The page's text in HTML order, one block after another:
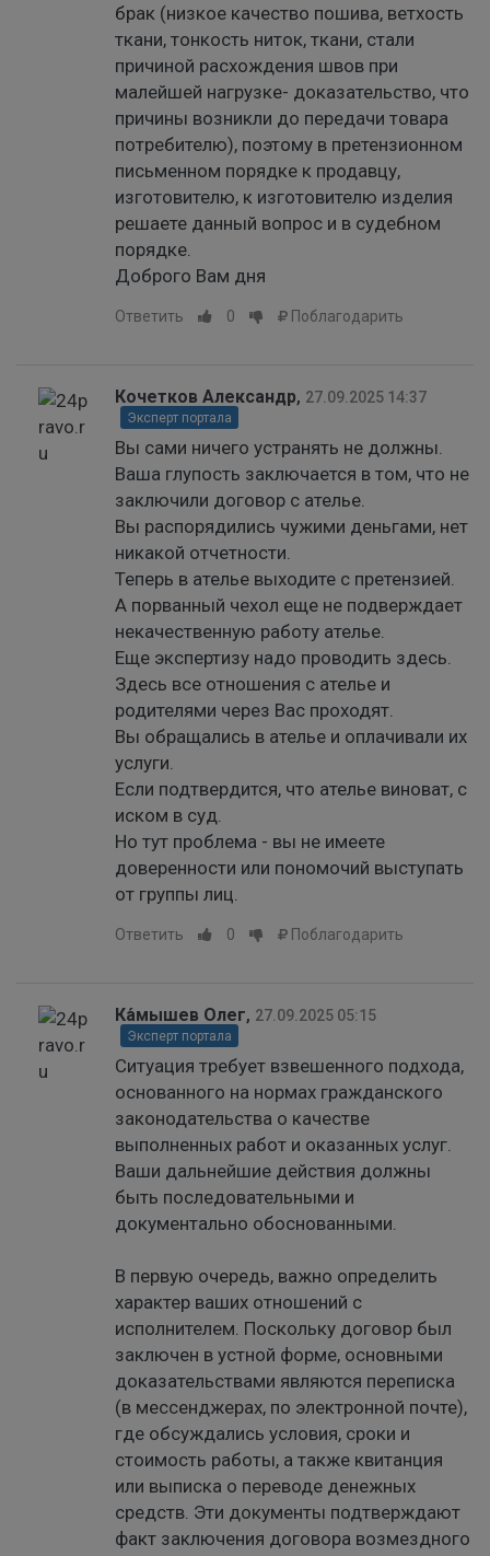
брак (низкое качество пошива, ветхость
ткани, тонкость ниток, ткани, стали
причиной расхождения швов при
малейшей нагрузке- доказательство, что
причины возникли до передачи товара
потребителю), поэтому в претензионном
письменном порядке к продавцу,
изготовителю, к изготовителю изделия
решаете данный вопрос и в судебном
порядке.
Доброго Вам дня
Ответить 0 Поблагодарить
Кочетков Александр, 27.09.2025 14:37
Эксперт портала
Вы сами ничего устранять не должны.
Ваша глупость заключается в том, что не
заключили договор с ателье.
Вы распорядились чужими деньгами, нет
никакой отчетности.
Теперь в ателье выходите с претензией.
А порванный чехол еще не подверждает
некачественную работу ателье.
Еще экспертизу надо проводить здесь.
Здесь все отношения с ателье и
родителями через Вас проходят.
Вы обращались в ателье и оплачивали их
услуги.
Если подтвердится, что ателье виноват, с
иском в суд.
Но тут проблема - вы не имеете
доверенности или пономочий выступать
от группы лиц.
Ответить 0 Поблагодарить
Ка́мышев Олег, 27.09.2025 05:15
Эксперт портала
Ситуация требует взвешенного подхода,
основанного на нормах гражданского
законодательства о качестве
выполненных работ и оказанных услуг.
Ваши дальнейшие действия должны
быть последовательными и
документально обоснованными.
В первую очередь, важно определить
характер ваших отношений с
исполнителем. Поскольку договор был
заключен в устной форме, основными
доказательствами являются переписка
(в мессенджерах, по электронной почте),
где обсуждались условия, сроки и
стоимость работы, а также квитанция
или выписка о переводе денежных
средств. Эти документы подтверждают
факт заключения договора возмездного